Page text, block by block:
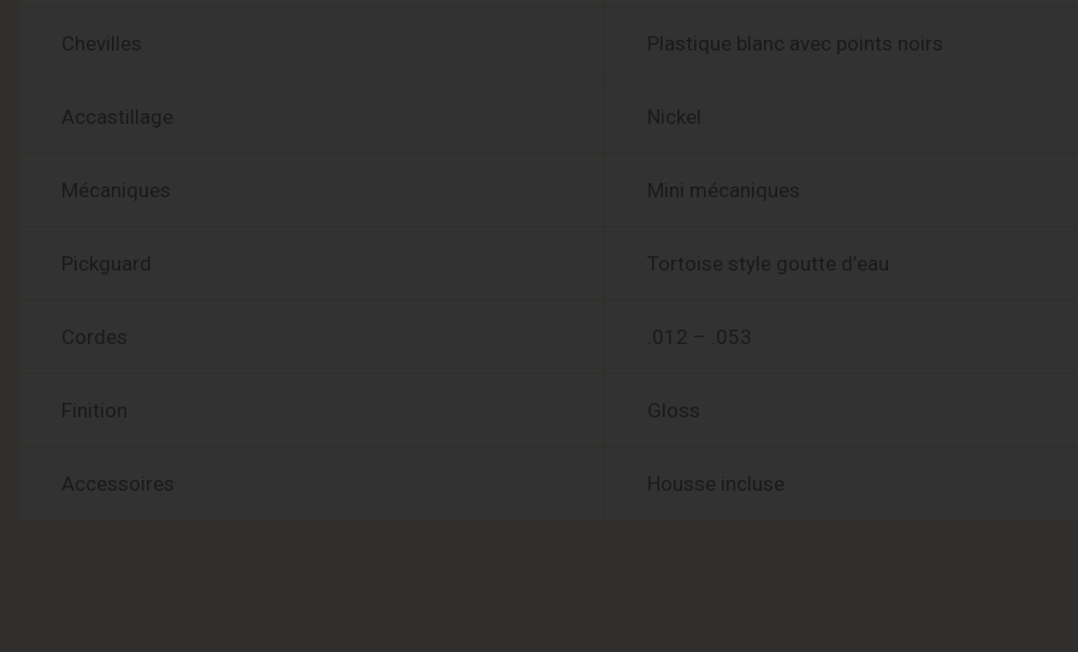
Chevilles Plastique blanc avec points noirs
Accastillage Nickel
Mécaniques Mini mécaniques
Pickguard Tortoise style goutte d’eau
Cordes .012 – .053
Finition Gloss
Accessoires Housse incluse